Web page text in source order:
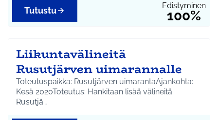
Edistyminen
100%
Tutustu
Liikuntavälineitä
Rusutjärven uimarannalle
Toteutuspaikka: Rusutjärven uimarantaAjankohta:
Kesä 2020Toteutus: Hankitaan lisää välineitä
Rusutjä…